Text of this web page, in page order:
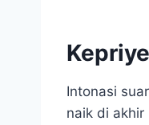
Intonasi
naik di